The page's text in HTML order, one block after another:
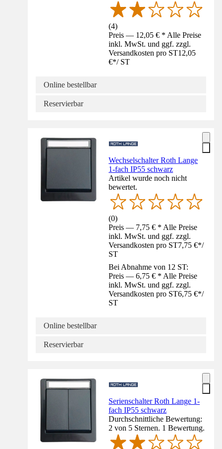
(4)
Preis — 12,05 € * Alle Preise
inkl. MwSt. und ggf. zzgl.
Versandkosten pro ST12,05
€*/ ST
Online bestellbar
Reservierbar
Wechselschalter Roth Lange
1-fach IP55 schwarz
Artikel wurde noch nicht
bewertet.
(0)
Preis — 7,75 € * Alle Preise
inkl. MwSt. und ggf. zzgl.
Versandkosten pro ST7,75 €*/
ST
Bei Abnahme von 12 ST:
Preis — 6,75 € * Alle Preise
inkl. MwSt. und ggf. zzgl.
Versandkosten pro ST6,75 €*/
ST
Online bestellbar
Reservierbar
Serienschalter Roth Lange 1-
fach IP55 schwarz
Durchschnittliche Bewertung:
2 von 5 Sternen. 1 Bewertung.